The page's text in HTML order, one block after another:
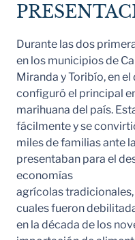
Durante las dos
en los municipios de
Miranda y Toribío, en
configuró el principal
marihuana del país.
fácilmente y se
miles de familias ante
presentaban para el
economías
agrícolas
cuales fueron
en la década de los